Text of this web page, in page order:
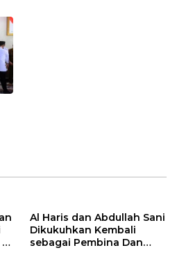
Al Haris dan Abdullah Sani
Dikukuhkan Kembali
sebagai Pembina Dan